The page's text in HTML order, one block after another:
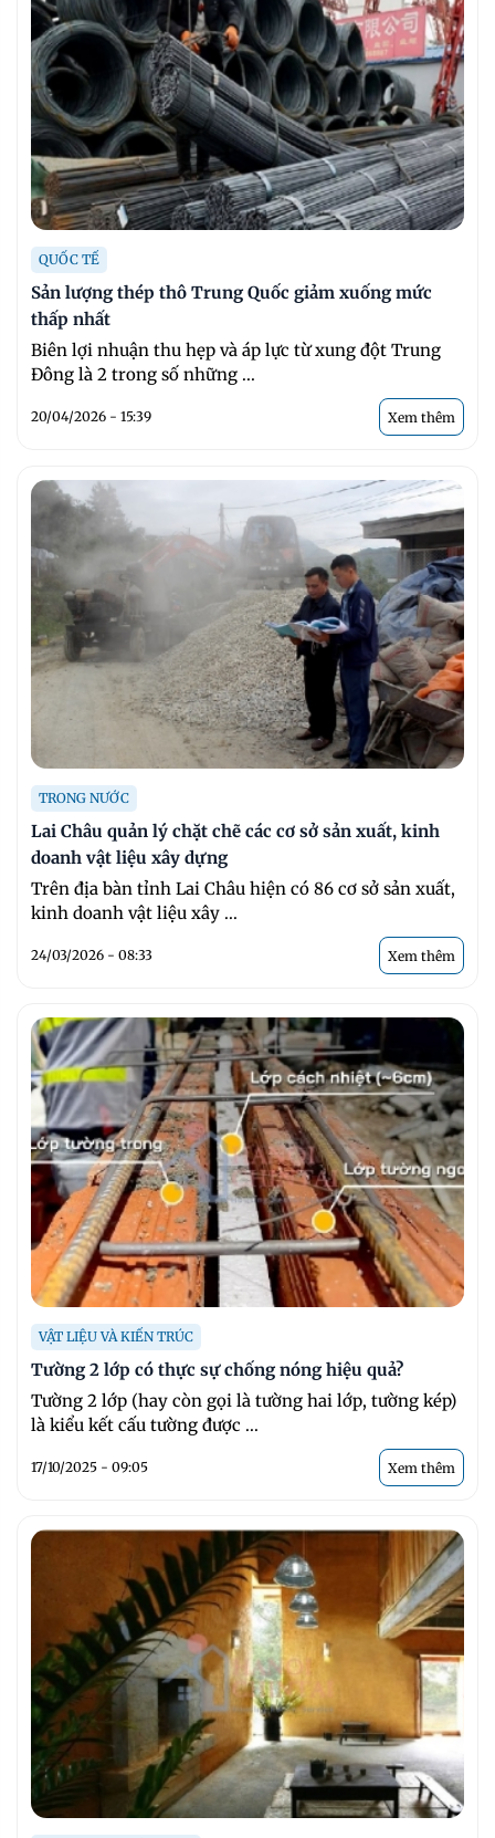
QUỐC TẾ
Sản lượng thép thô Trung Quốc giảm xuống mức
thấp nhất
Biên lợi nhuận thu hẹp và áp lực từ xung đột Trung
Đông là 2 trong số những ...
20/04/2026 - 15:39 Xem thêm
TRONG NƯỚC
Lai Châu quản lý chặt chẽ các cơ sở sản xuất, kinh
doanh vật liệu xây dựng
Trên địa bàn tỉnh Lai Châu hiện có 86 cơ sở sản xuất,
kinh doanh vật liệu xây ...
24/03/2026 - 08:33 Xem thêm
VẬT LIỆU VÀ KIẾN TRÚC
Tường 2 lớp có thực sự chống nóng hiệu quả?
Tường 2 lớp (hay còn gọi là tường hai lớp, tường kép)
là kiểu kết cấu tường được ...
17/10/2025 - 09:05 Xem thêm